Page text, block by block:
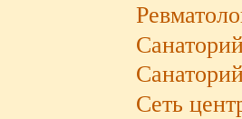
Сеть